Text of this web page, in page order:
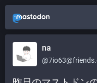
na